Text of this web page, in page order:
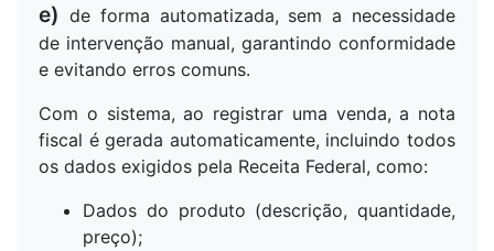
e) de forma automatizada, sem a necessidade
de intervenção manual, garantindo conformidade
e evitando erros comuns.
Com o sistema, ao registrar uma venda, a nota
fiscal é gerada automaticamente, incluindo todos
os dados exigidos pela Receita Federal, como:
Dados do produto (descrição, quantidade,
preço);